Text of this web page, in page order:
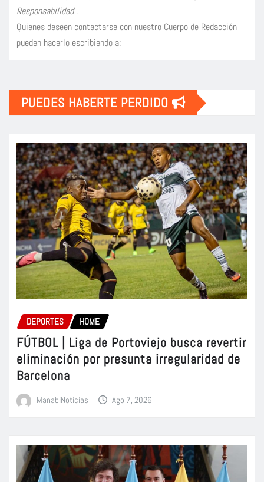
Responsabilidad.
Quienes deseen contactarse con nuestro Cuerpo de Redacción
pueden hacerlo escribiendo a:
PUEDES HABERTE PERDIDO
DEPORTES HOME
FÚTBOL | Liga de Portoviejo busca revertir
eliminación por presunta irregularidad de
Barcelona
ManabiNoticias Ago 7, 2026